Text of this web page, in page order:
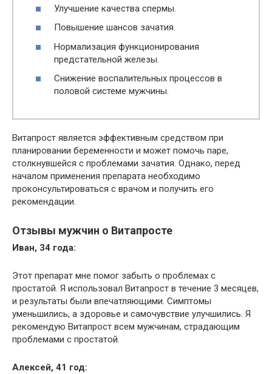
Улучшение качества спермы.
Повышение шансов зачатия.
Нормализация функционирования
предстательной железы.
Снижение воспалительных процессов в
половой системе мужчины.
Витапрост является эффективным средством при
планировании беременности и может помочь паре,
столкнувшейся с проблемами зачатия. Однако, перед
началом применения препарата необходимо
проконсультироваться с врачом и получить его
рекомендации.
Отзывы мужчин о Витапросте
Иван, 34 года:
Этот препарат мне помог забыть о проблемах с
простатой. Я использовал Витапрост в течение 3 месяцев,
и результаты были впечатляющими. Симптомы
уменьшились, а здоровье и самочувствие улучшились. Я
рекомендую Витапрост всем мужчинам, страдающим
проблемами с простатой.
Алексей, 41 год: